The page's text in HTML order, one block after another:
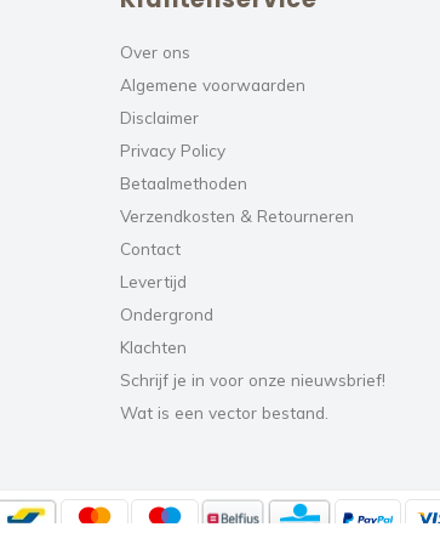
Over ons
Algemene voorwaarden
Disclaimer
Privacy Policy
Betaalmethoden
Verzendkosten & Retourneren
Contact
Levertijd
Ondergrond
Klachten
Schrijf je in voor onze nieuwsbrief!
Wat is een vector bestand.